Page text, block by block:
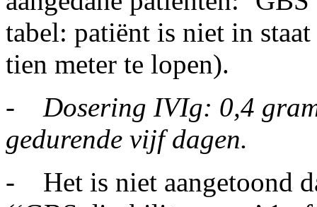
tabel: patiënt is niet in
tien meter te lopen).
- Dosering IVIg: 0,4
gedurende vijf dagen.
- Het is niet aangetoond